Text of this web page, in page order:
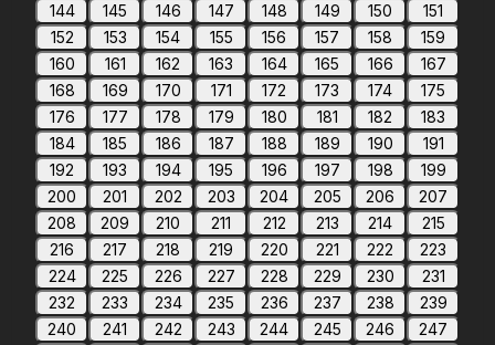
144
145 146 147 148 149 150
151
152
153 154 155 156 157 158
159
160
161 162 163 164 165 166
167
168
169 170 171 172 173 174
175
176
177 178 179 180 181 182
183
184
185 186 187 188 189 190
191
192
193 194 195 196 197 198
199
200
201 202 203 204 205 206
207
208
209 210 211 212 213 214
215
216
217 218 219 220 221 222
223
224
225 226 227 228 229 230
231
232
233 234 235 236 237 238
239
240
241 242 243 244 245 246
247